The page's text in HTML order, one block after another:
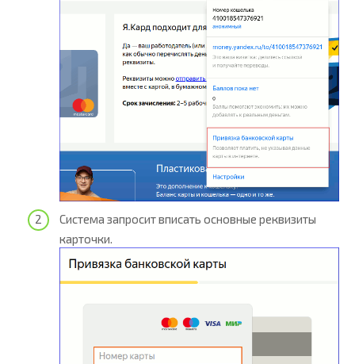
Система запросит вписать основные реквизиты
карточки.